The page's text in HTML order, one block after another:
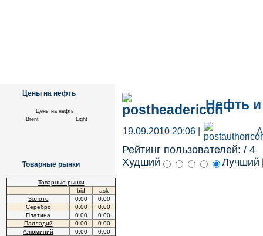
Цены на нефть
Цены на нефть
Brent
Light
Товарные рынки
Товарные рынки
bid
ask
Золото
0.00
0.00
Серебро
0.00
0.00
Платина
0.00
0.00
Палладий
0.00
0.00
Алюминий
0.00
0.00
Нефть и
19.09.2010 20:06 |
Рейтинг пользователей: / 4
Худший
Лучший